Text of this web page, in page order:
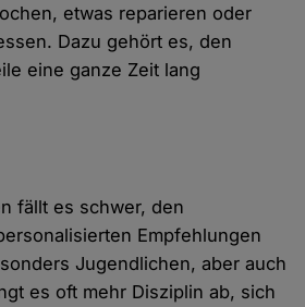
etwas reparieren oder
Dazu gehört es, den
eine ganze Zeit lang
fällt es schwer, den
Empfehlungen
Jugendlichen, aber auch
es oft mehr Disziplin ab, sich